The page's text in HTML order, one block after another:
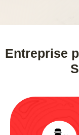
Entreprise